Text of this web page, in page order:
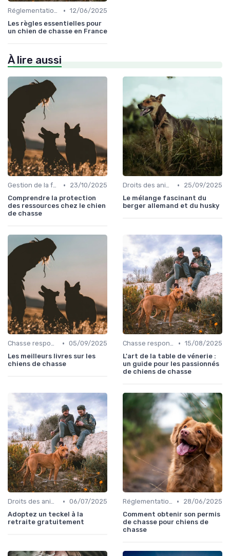
Réglementations de chasse • 12/06/2025
Les règles essentielles pour
un chien de chasse en France
À lire aussi
Gestion de la faune •
23/10/2025
Comprendre la protection
des ressources chez le chien
de chasse
Droits des animaux •
25/09/2025
Le mélange fascinant du
berger allemand et du husky
Chasse responsable • 05/09/2025
Les meilleurs livres sur les
chiens de chasse
Chasse responsable • 15/08/2025
L'art de la table de vénerie :
un guide pour les passionnés
de chiens de chasse
Droits des animaux • 06/07/2025
Adoptez un teckel à la
retraite gratuitement
Réglementations de chasse •
28/06/2025
Comment obtenir son permis
de chasse pour chiens de
chasse